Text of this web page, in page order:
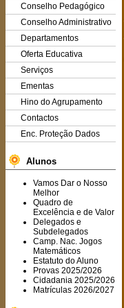
Conselho Pedagógico
Conselho Administrativo
Departamentos
Oferta Educativa
Serviços
Ementas
Hino do Agrupamento
Contactos
Enc. Proteção Dados
Alunos
Vamos Dar o Nosso
Melhor
Quadro de
Excelência e de Valor
Delegados e
Subdelegados
Camp. Nac. Jogos
Matemáticos
Estatuto do Aluno
Provas 2025/2026
Cidadania 2025/2026
Matrículas 2026/2027